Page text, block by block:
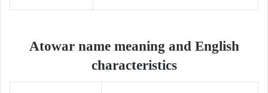
Atowar name meaning and English
characteristics